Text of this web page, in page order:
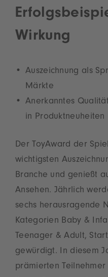
Wirkung
Auszeichnung als
Märkte
Anerkanntes
in Produktneuheiten
Der ToyAward der
wichtigsten
Branche und genießt
Ansehen. Jährlich
sechs herausragende
Kategorien Baby &
Teenager & Adult,
gewürdigt. In diesem
prämierten